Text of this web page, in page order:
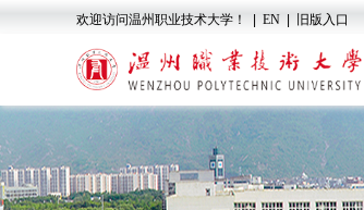
欢迎访问温州职业技术大学！ EN 旧版入口